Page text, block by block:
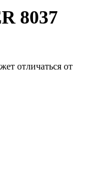
8037
отличаться от